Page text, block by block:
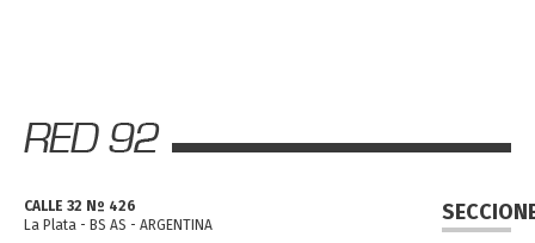
CALLE 32 Nº 426
La Plata - BS AS - ARGENTINA